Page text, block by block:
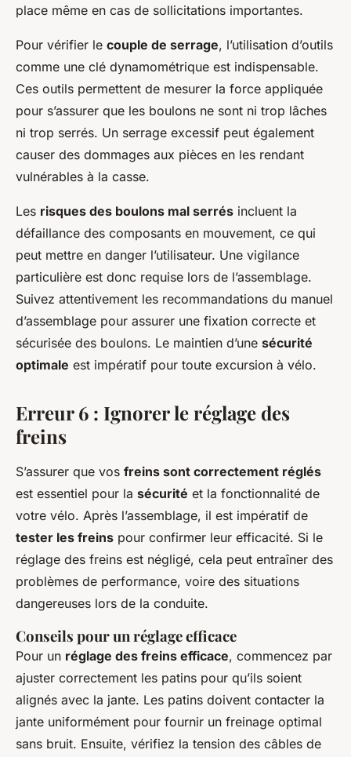
place même en cas de sollicitations importantes.
Pour vérifier le couple de serrage, l’utilisation d’outils
comme une clé dynamométrique est indispensable.
Ces outils permettent de mesurer la force appliquée
pour s’assurer que les boulons ne sont ni trop lâches
ni trop serrés. Un serrage excessif peut également
causer des dommages aux pièces en les rendant
vulnérables à la casse.
Les risques des boulons mal serrés incluent la
défaillance des composants en mouvement, ce qui
peut mettre en danger l’utilisateur. Une vigilance
particulière est donc requise lors de l’assemblage.
Suivez attentivement les recommandations du manuel
d’assemblage pour assurer une fixation correcte et
sécurisée des boulons. Le maintien d’une sécurité
optimale est impératif pour toute excursion à vélo.
Erreur 6 : Ignorer le réglage des
freins
S’assurer que vos freins sont correctement réglés
est essentiel pour la sécurité et la fonctionnalité de
votre vélo. Après l’assemblage, il est impératif de
tester les freins pour confirmer leur efficacité. Si le
réglage des freins est négligé, cela peut entraîner des
problèmes de performance, voire des situations
dangereuses lors de la conduite.
Conseils pour un réglage efficace
Pour un réglage des freins efficace, commencez par
ajuster correctement les patins pour qu’ils soient
alignés avec la jante. Les patins doivent contacter la
jante uniformément pour fournir un freinage optimal
sans bruit. Ensuite, vérifiez la tension des câbles de